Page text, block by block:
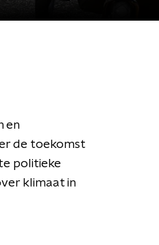
en
de toekomst
politieke
klimaat in